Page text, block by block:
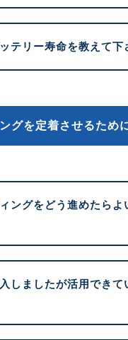
テリー寿命を教えて下
グを定着させるため
ングをどう進めたらよ
しましたが活用できて